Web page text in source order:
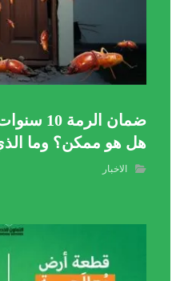
ضمان
هل هو ممكن؟ وما
الاخبار